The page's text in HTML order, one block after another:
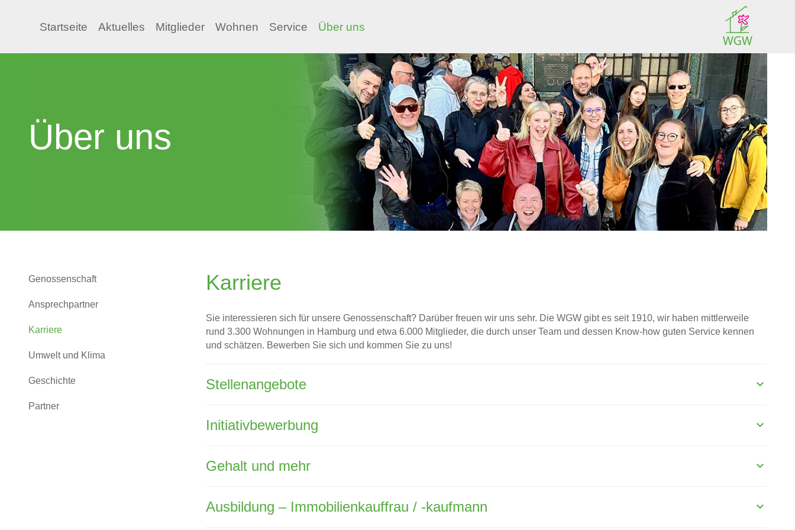
Startseite Aktuelles Mitglieder Wohnen Service Über uns
Über uns
Genossenschaft
Ansprechpartner
Karriere
Umwelt und Klima
Geschichte
Partner
Karriere
Sie interessieren sich für unsere Genossenschaft? Darüber freuen wir uns sehr. Die WGW gibt es seit 1910, wir haben mittlerweile
rund 3.300 Wohnungen in Hamburg und etwa 6.000 Mitglieder, die durch unser Team und dessen Know-how guten Service kennen
und schätzen. Bewerben Sie sich und kommen Sie zu uns!
Stellenangebote
Initiativbewerbung
Gehalt und mehr
Ausbildung – Immobilienkauffrau / -kaufmann